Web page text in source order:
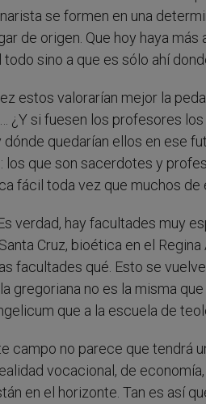
se formen en una
de origen. Que hoy haya
sino a que es sólo ahí
estos valorarían mejor la
¿Y si fuesen los profesores
quedarían ellos en ese
que son sacerdotes y
fácil toda vez que muchos
verdad, hay facultades muy
Cruz, bioética en el
facultades qué. Esto se
gregoriana no es la misma
que a la escuela de
campo no parece que tendrá
vocacional, de
en el horizonte. Tan es así